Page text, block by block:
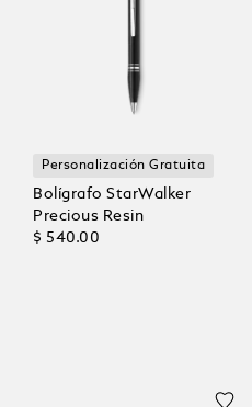
Personalización Gratuita
Bolígrafo StarWalker
Precious Resin
$ 540.00